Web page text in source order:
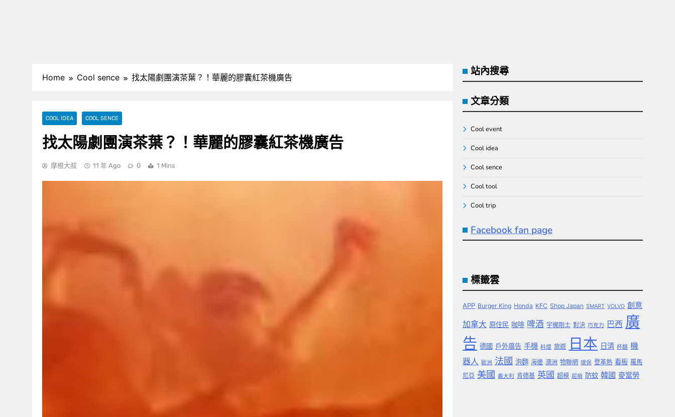
Home Cool sence 找太陽劇團演茶葉？！華麗的膠囊紅茶機廣告
COOL IDEA COOL SENCE
找太陽劇團演茶葉？！華麗的膠囊紅茶機廣告
摩根大叔 11 年 Ago 0 1 Mins
站內搜尋
文章分類
Cool event
Cool idea
Cool sence
Cool tool
Cool trip
Facebook fan page
標籤雲
APP Burger King Honda KFC Shop Japan SMART VOLVO 創意
加拿大 原住民 咖啡 啤酒 宇梶剛士 對決 巧克力 巴西 廣
告 德國 戶外廣告 手機 料理 旅遊 日本 日清 杯麵 機
器人 歐洲 法國 泡麵 海邊 澳洲 物聯網 環保 登革熱 看板 羅馬
尼亞 美國 義大利 肯德基 英國 超模 超萌 防蚊 韓國 麥當勞